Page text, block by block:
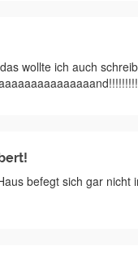
wollte ich auch
befegt sich gar nicht